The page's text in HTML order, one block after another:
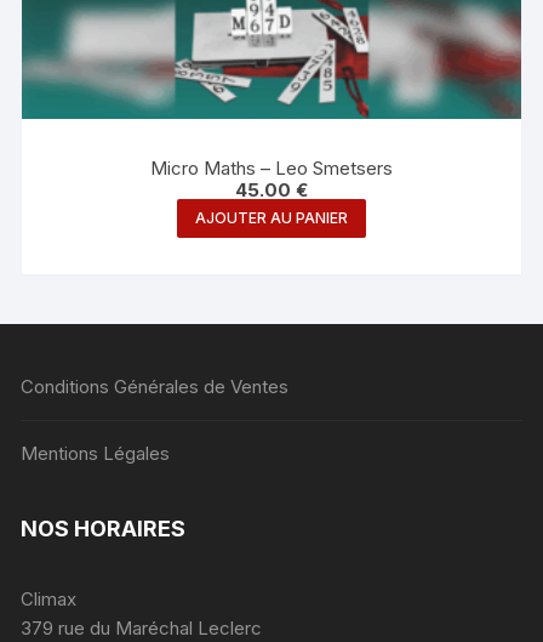
Micro Maths – Leo Smetsers
45.00 €
AJOUTER AU PANIER
Conditions Générales de Ventes
Mentions Légales
NOS HORAIRES
Climax
379 rue du Maréchal Leclerc